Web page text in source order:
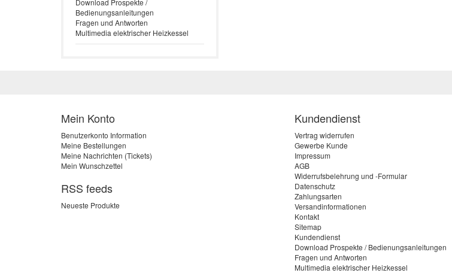
Download Prospekte /
Bedienungsanleitungen
Fragen und Antworten
Multimedia elektrischer Heizkessel
Mein Konto
Benutzerkonto Information
Meine Bestellungen
Meine Nachrichten (Tickets)
Mein Wunschzettel
RSS feeds
Neueste Produkte
Kundendienst
Vertrag widerrufen
Gewerbe Kunde
Impressum
AGB
Widerrufsbelehrung und -Formular
Datenschutz
Zahlungsarten
Versandinformationen
Kontakt
Sitemap
Kundendienst
Download Prospekte / Bedienungsanleitungen
Fragen und Antworten
Multimedia elektrischer Heizkessel